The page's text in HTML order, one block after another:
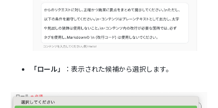
「ロール」 ：表示された候補から選択します。